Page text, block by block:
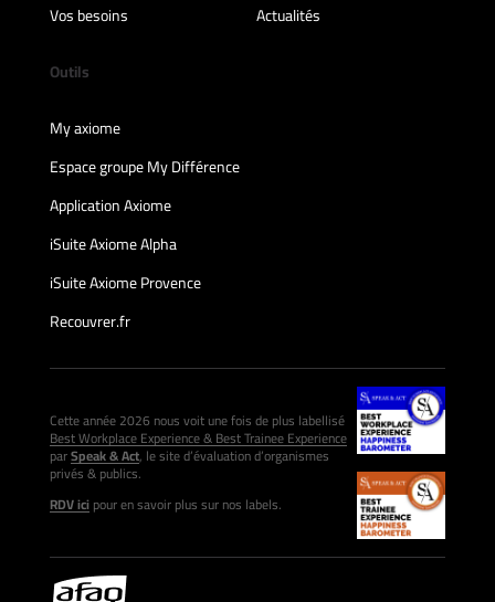
Vos besoins
Actualités
Outils
My axiome
Espace groupe My Différence
Application Axiome
iSuite Axiome Alpha
iSuite Axiome Provence
Recouvrer.fr
Cette année 2026 nous voit une fois de plus labellisé
Best Workplace Experience & Best Trainee Experience
parSpeak & Act, le site d’évaluation d’organismes
privés & publics.
RDV icipour en savoir plus sur nos labels.